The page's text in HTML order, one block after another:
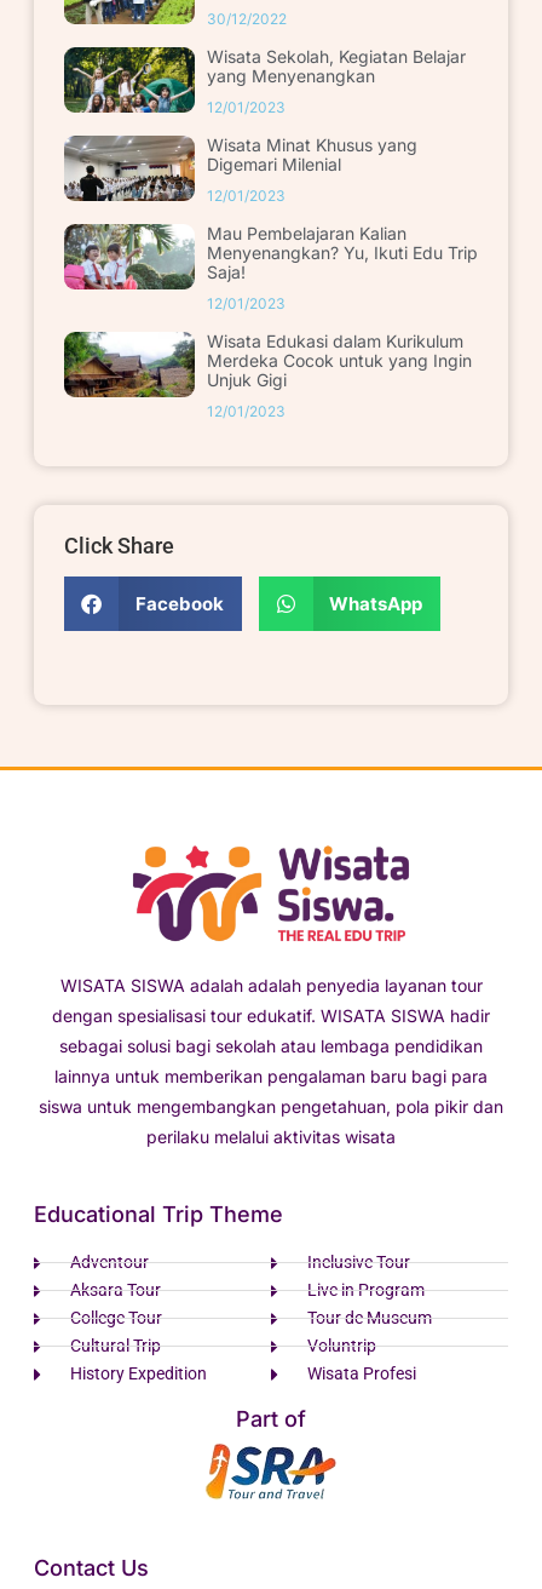
30/12/2022
Wisata Sekolah, Kegiatan Belajar
yang Menyenangkan
12/01/2023
Wisata Minat Khusus yang
Digemari Milenial
12/01/2023
Mau Pembelajaran Kalian
Menyenangkan? Yu, Ikuti Edu Trip
Saja!
12/01/2023
Wisata Edukasi dalam Kurikulum
Merdeka Cocok untuk yang Ingin
Unjuk Gigi
12/01/2023
Click Share
Facebook WhatsApp
WISATA SISWA adalah adalah penyedia layanan tour
dengan spesialisasi tour edukatif. WISATA SISWA hadir
sebagai solusi bagi sekolah atau lembaga pendidikan
lainnya untuk memberikan pengalaman baru bagi para
siswa untuk mengembangkan pengetahuan, pola pikir dan
perilaku melalui aktivitas wisata
Educational Trip Theme
Adventour
Aksara Tour
College Tour
Cultural Trip
History Expedition
Inclusive Tour
Live in Program
Tour de Museum
Voluntrip
Wisata Profesi
Part of
Contact Us